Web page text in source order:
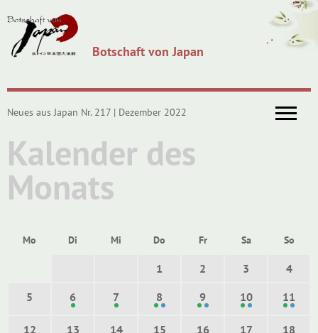
Botschaft von Japan
Neues aus Japan Nr. 217 | Dezember 2022
Kalender des
Monats
Mo Di Mi Do Fr Sa So
1 2 3
4
5
6 7 8 9 10 11
12 13 14 15 16 17 18